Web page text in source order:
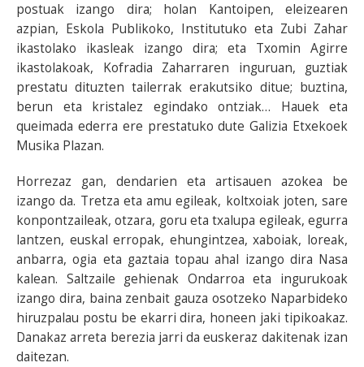
postuak izango dira; holan Kantoipen, eleizearen
azpian, Eskola Publikoko, Institutuko eta Zubi Zahar
ikastolako ikasleak izango dira; eta Txomin Agirre
ikastolakoak, Kofradia Zaharraren inguruan, guztiak
prestatu dituzten tailerrak erakutsiko ditue; buztina,
berun eta kristalez egindako ontziak… Hauek eta
queimada ederra ere prestatuko dute Galizia Etxekoek
Musika Plazan.
Horrezaz gan, dendarien eta artisauen azokea be
izango da. Tretza eta amu egileak, koltxoiak joten, sare
konpontzaileak, otzara, goru eta txalupa egileak, egurra
lantzen, euskal erropak, ehungintzea, xaboiak, loreak,
anbarra, ogia eta gaztaia topau ahal izango dira Nasa
kalean. Saltzaile gehienak Ondarroa eta ingurukoak
izango dira, baina zenbait gauza osotzeko Naparbideko
hiruzpalau postu be ekarri dira, honeen jaki tipikoakaz.
Danakaz arreta berezia jarri da euskeraz dakitenak izan
daitezan.